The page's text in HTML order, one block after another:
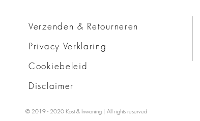
Verzenden & Retourneren
Privacy Verklaring
Cookiebeleid
Disclaimer
© 2019 - 2020 Kost & Inwoning | All rights reserved